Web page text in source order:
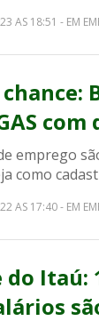
AS 18:51 - EM
chance:
emprego
como
AS 17:40 - EM
do Itaú: